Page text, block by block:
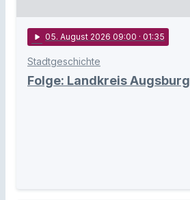
play_arrow 05. August 2026 09:00 · 01:35
Stadtgeschichte
Folge: Landkreis Augsburg